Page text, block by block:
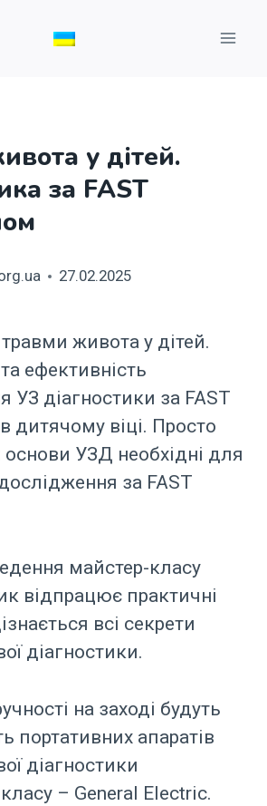
у дітей.
за FAST
27.02.2025
живота у дітей.
ефективність
УЗ діагностики за FAST
дитячому віці. Просто
УЗД необхідні для
за FAST
майстер-класу
відпрацює практичні
всі секрети
діагностики.
на заході будуть
портативних апаратів
діагностики
– General Electric.